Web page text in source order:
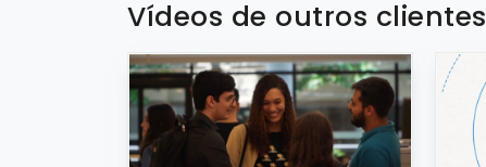
Vídeos de outros clientes